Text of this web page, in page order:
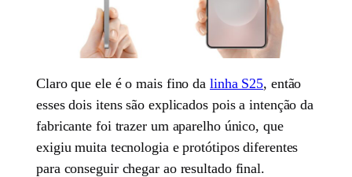
Claro que ele é o mais fino da linha S25, então
esses dois itens são explicados pois a intenção da
fabricante foi trazer um aparelho único, que
exigiu muita tecnologia e protótipos diferentes
para conseguir chegar ao resultado final.